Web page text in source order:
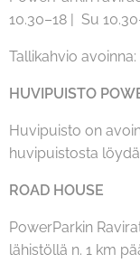
10.30–18 | Su
Tallikahvio avoinna:
HUVIPUISTO
Huvipuisto on
huvipuistosta
ROAD HOUSE
PowerParkin
lähistöllä n. 1 km